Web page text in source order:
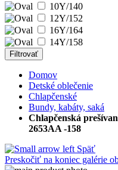
10Y/140
12Y/152
16Y/164
14Y/158
Filtrovať
Domov
Detské oblečenie
Chlapčenské
Bundy, kabáty, saká
Chlapčenská
2653AA -158
Späť
Preskočiť na koniec galérie